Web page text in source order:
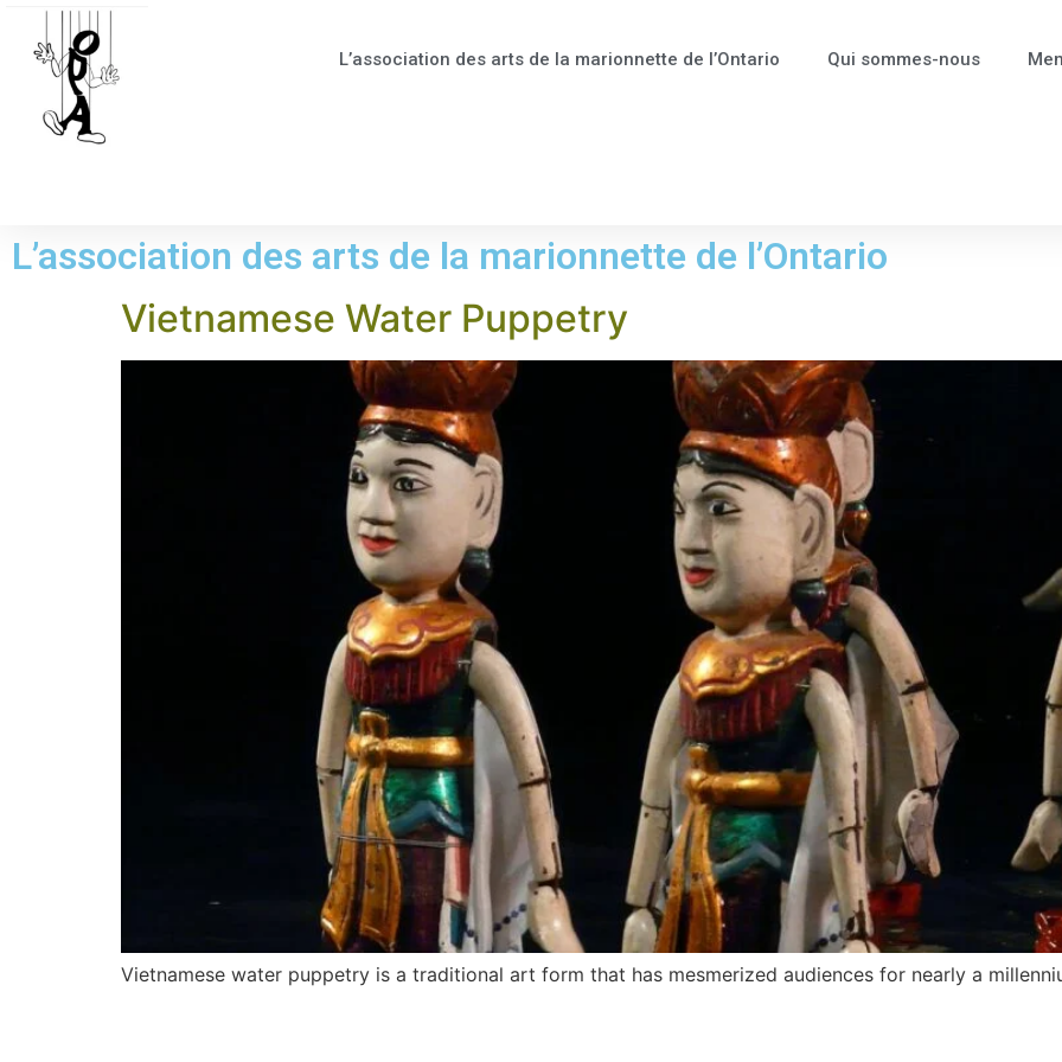
L’association des arts de la marionnette de l’Ontario Qui sommes-nous
L’association des arts de la marionnette de l’Ontario
Vietnamese Water Puppetry
Vietnamese water puppetry is a traditional art form that has mesmerized audiences for nearly a